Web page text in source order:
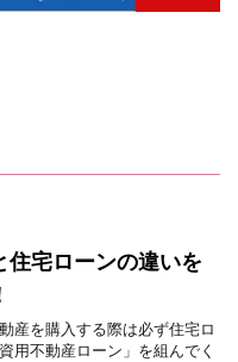
住宅ローンの違いを
産を購入する際は必ず住宅ロ
用不動産ローン」を組んでく